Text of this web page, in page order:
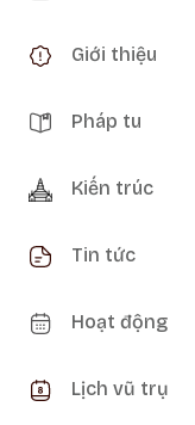
Giới thiệu
Pháp tu
Kiến trúc
Tin tức
Hoạt động
Lịch vũ trụ